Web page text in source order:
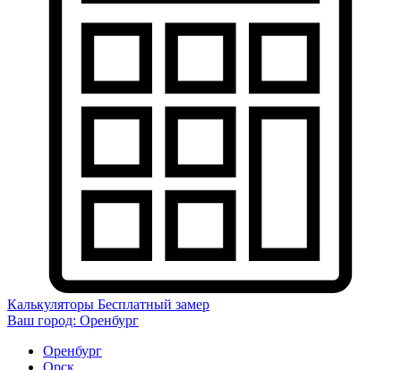
Калькуляторы Бесплатный замер
Ваш город: Оренбург
Оренбург
Орск